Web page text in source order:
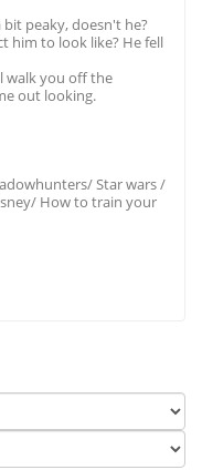
peaky, doesn't he?
him to look like? He fell
walk you off the
out looking.
Star wars /
How to train your